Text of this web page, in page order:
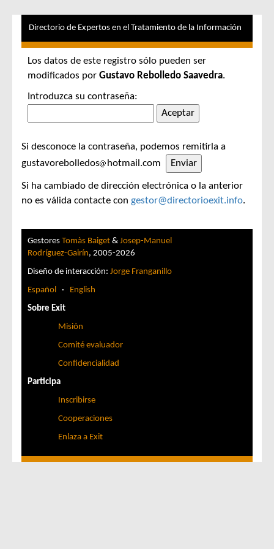
Directorio de Expertos en el Tratamiento de la Información
Los datos de este registro sólo pueden ser
modificados por Gustavo Rebolledo Saavedra.
Introduzca su contraseña:
Si desconoce la contraseña, podemos remitirla a
gustavorebolledos
hotmail.com
Si ha cambiado de dirección electrónica o la anterior
no es válida contacte con gestor@directorioexit.info.
Gestores Tomàs Baiget & Josep-Manuel
Rodríguez-Gairín, 2005-2026
Diseño de interacción: Jorge Franganillo
Español · English
Sobre Exit
Misión
Comité evaluador
Confidencialidad
Participa
Inscribirse
Cooperaciones
Enlaza a Exit